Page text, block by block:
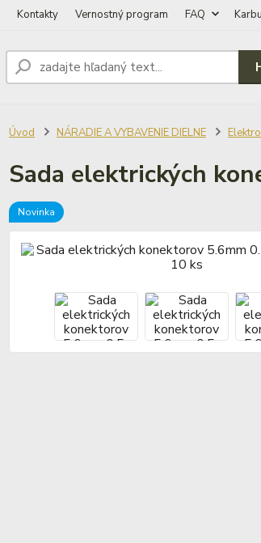
Kontakty Vernostný program FAQ
Úvod NÁRADIE A VYBAVENIE DIELNE
Sada elektrických
Novinka